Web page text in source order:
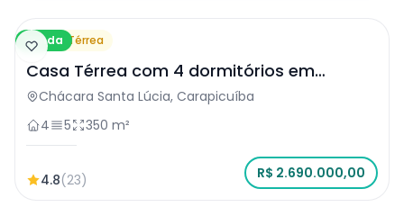
Venda
Casa Térrea
Casa Térrea com 4 dormitórios em
Carapicuíba
Chácara Santa Lúcia, Carapicuíba
4
5 350 m²
4.8(23) R$ 2.690.000,00